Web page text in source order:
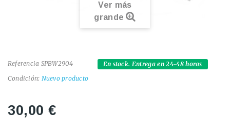
Ver más
grande
Referencia SPBW2904
Condición: Nuevo producto
En stock. Entrega en 24-48 horas
30,00 €